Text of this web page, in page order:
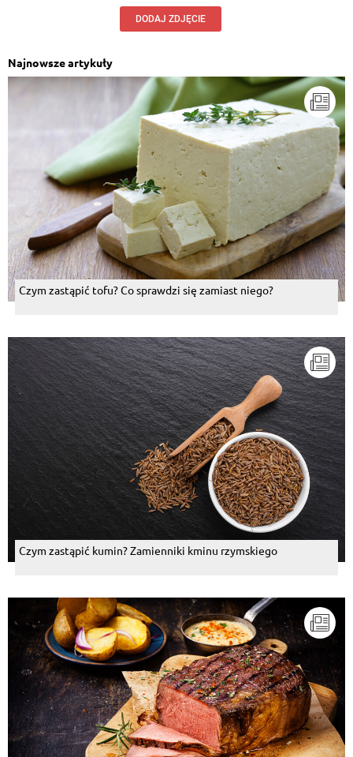
DODAJ ZDJĘCIE
Najnowsze artykuły
Czym zastąpić tofu? Co sprawdzi się zamiast niego?
Czym zastąpić kumin? Zamienniki kminu rzymskiego